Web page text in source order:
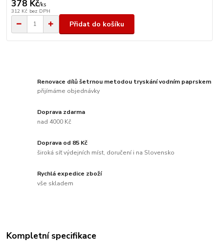
378 Kč/ks
312 Kč bez DPH
Přidat do košíku
Renovace dílů šetrnou metodou tryskání vodním paprskem
přijímáme objednávky
Doprava zdarma
nad 4000 Kč
Doprava od 85 Kč
široká síť výdejních míst, doručení i na Slovensko
Rychlá expedice zboží
vše skladem
Kompletní specifikace